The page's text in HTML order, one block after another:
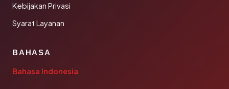
Kebijakan Privasi
Syarat Layanan
BAHASA
Bahasa Indonesia